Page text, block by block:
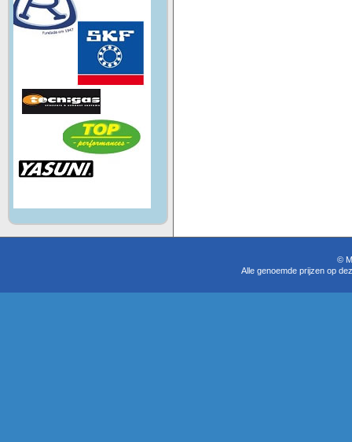
©
Alle genoemde prijzen op